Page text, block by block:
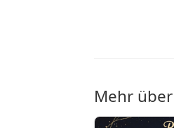
Mehr